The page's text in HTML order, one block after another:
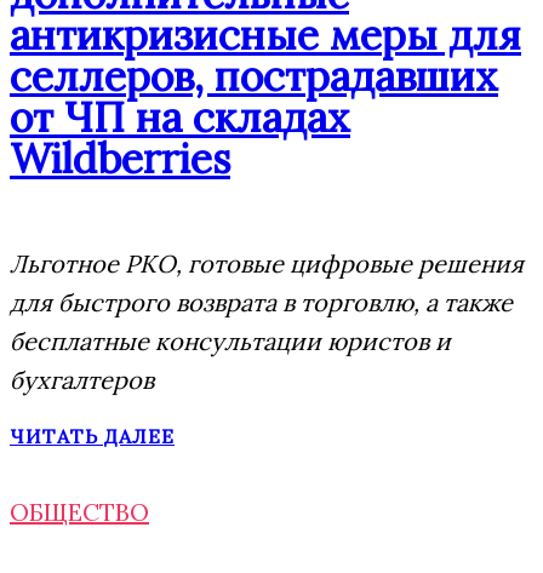
антикризисные меры для
селлеров, пострадавших
от ЧП на складах
Wildberries
Льготное РКО, готовые цифровые решения
для быстрого возврата в торговлю, а также
бесплатные консультации юристов и
бухгалтеров
ЧИТАТЬ ДАЛЕЕ
ОБЩЕСТВО